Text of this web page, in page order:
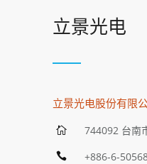
立景光电
立景光电股份有限
744092 台南
+886-6-